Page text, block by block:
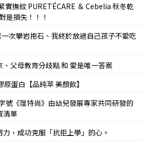
實撫紋 PURETÉCARE ＆ Cebelia 秋冬乾
是損失！！！
次攀岩抱石、我終於放過自己孩子不愛吃
父母教育分歧點 和 愛是唯一答案
蛋白【品純萃 美顏飲】
號《理特尚》由幼兒發展專家共同研發的
清單
，成功克服「抗拒上學」的心。